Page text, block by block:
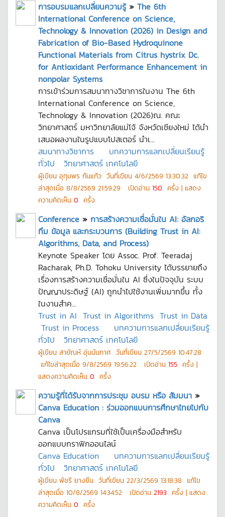
การอบรมแลกเปลี่ยนความรู้» The 6th
International Conference on Science,
Technology & Innovation (2026) in Design and
Fabrication of Bio-Based Hydroquinone
Functional Materials from Citrus hystrix Dc.
for Antioxidant Performance Enhancement in
nonpolar Systems
การเข้าร่วมการสมนาทางวิชาการในงาน The 6th
International Conference on Science,
Technology & Innovation (2026)ณ. คณะ
วิทยาศาสตร์ มหาวิทยาลัยแม่โจ้ จังหวัดเชียงใหม่ ได้นำ
เสนอผลงานในรูปแบบโปสเตอร์ นำเ...
สมนาทางวิชาการ
บทความการแลกเปลี่ยนเรียนรู้
ทั่วไป
วิทยาศาสตร์ เทคโนโลยี
ผู้เขียน อุทุมพร กันแก้ว วันที่เขียน 4/6/2569 13:30:32 แก้ไข
ล่าสุดเมื่อ 8/8/2569 21:59:29 เปิดอ่าน 150 ครั้ง | แสดง
ความคิดเห็น 0 ครั้ง
Conference » การสร้างความเชื่อมั่นใน AI: อัลกอริ
ทึม ข้อมูล และกระบวนการ (Building Trust in AI:
Algorithms, Data, and Process)
Keynote Speaker โดย Assoc. Prof. Teeradaj
Racharak, Ph.D. Tohoku University ได้บรรยายถึง
เรื่องการสร้างความเชื่อมั่นใน AI ซึ่งในปัจจุบัน ระบบ
ปัญญาประดิษฐ์ (AI) ถูกนำไปใช้งานเพิ่มมากขึ้น ทั้ง
ในงานสำค...
Trust in AI Trust in Algorithms Trust in Data
Trust in Process
บทความการแลกเปลี่ยนเรียนรู้
ทั่วไป
วิทยาศาสตร์ เทคโนโลยี
ผู้เขียน สายัณห์ อุ่นนันกาศ วันที่เขียน 27/5/2569 10:47:28
แก้ไขล่าสุดเมื่อ 9/8/2569 19:56:22 เปิดอ่าน 155 ครั้ง |
แสดงความคิดเห็น 0 ครั้ง
ความรู้ที่ได้รับจากการประชุม อบรม หรือ สัมมนา »
Canva Education : ร่วมออกแบบการศึกษาไทยไปกับ
Canva
Canva เป็นโปรแกรมที่ใช้เป็นเครื่องมือสำหรับ
ออกแบบกราฟิกออนไลน์
Canva Education
บทความการแลกเปลี่ยนเรียนรู้
ทั่วไป
วิทยาศาสตร์ เทคโนโลยี
ผู้เขียน พัชรี ยางยืน วันที่เขียน 22/3/2569 13:18:38 แก้ไข
ล่าสุดเมื่อ 10/8/2569 14:34:52 เปิดอ่าน 2193 ครั้ง | แสดง
ความคิดเห็น 0 ครั้ง